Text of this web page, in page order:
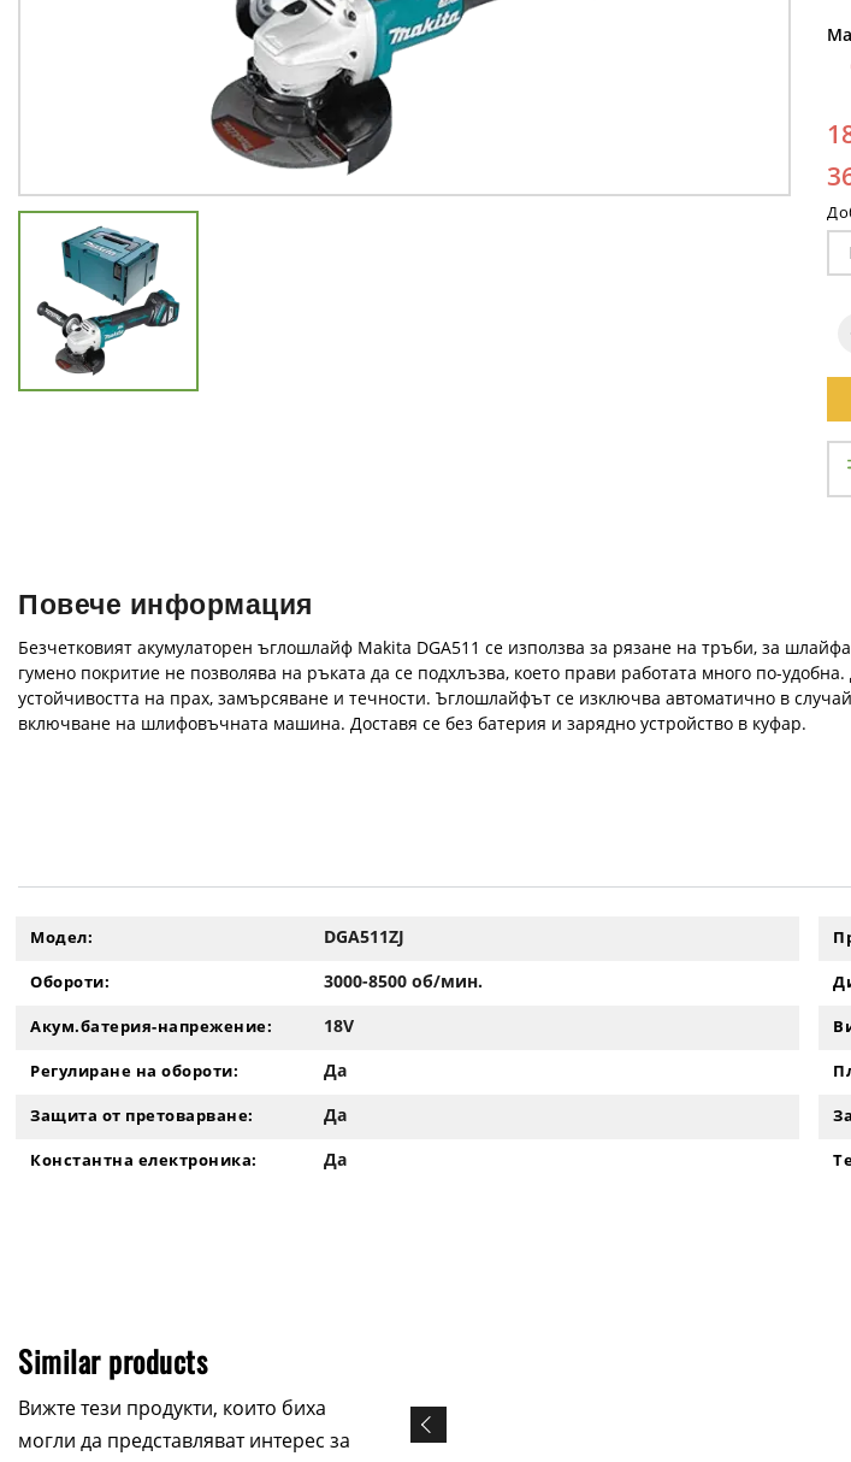
Повече информация
Безчетковият акумулаторен ъглошлайф Makita DGA511 се използва за рязане на тръби, за
гумено покритие не позволява на ръката да се подхлъзва, което прави работата много по-
устойчивостта на прах, замърсяване и течности. Ъглошлайфът се изключва автоматично в
включване на шлифовъчната машина. Доставя се без батерия и зарядно устройство в куфар.
Модел: DGA511ZJ
Обороти: 3000-8500 об/мин.
Акум.батерия-напрежение: 18V
Регулиране на обороти: Да
Защита от претоварване: Да
Константна електроника: Да
Similar products
Вижте тези продукти, които биха
могли да представляват интерес за